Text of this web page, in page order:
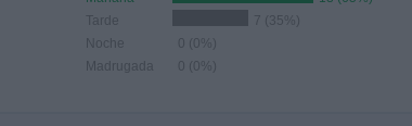
Tarde
7 (35%)
Noche
0 (0%)
Madrugada
0 (0%)